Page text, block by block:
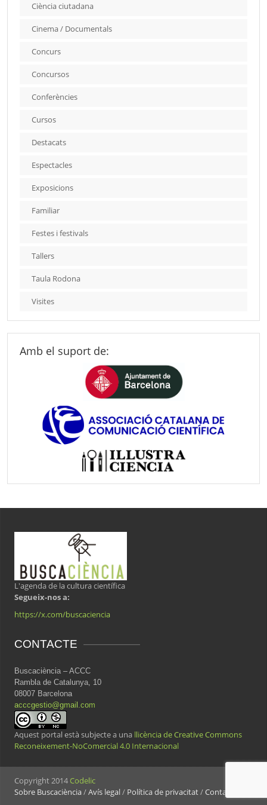
Ciència ciutadana
Cinema / Documentals
Concurs
Concursos
Conferències
Cursos
Destacats
Espectacles
Exposicions
Familiar
Festes i festivals
Tallers
Taula Rodona
Visites
Amb el suport de:
L'agenda de la cultura científica
Segueix-nos a:
https://x.com/buscaciencia
CONTACTE
Buscaciència – ACCC
Rambla de Catalunya, 10
08007 Barcelona
acccgestio@gmail.com
Aquest portal està subjecte a una llicència de Creative Commons
Reconeixement-NoComercial 4.0 Internacional
Copyright 2014Codelic
Sobre Buscaciència/Avís legal/ Política de privacitat/Contacte